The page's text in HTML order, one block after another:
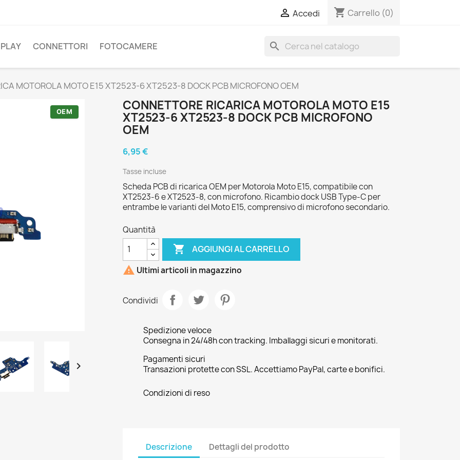
 Accedi shopping_cart Carrello (0)
CONNETTORI FOTOCAMERE search
MOTOROLA MOTO E15 XT2523-6 XT2523-8 DOCK PCB MICROFONO OEM
OEM

CONNETTORE RICARICA MOTOROLA MOTO E15
XT2523-6 XT2523-8 DOCK PCB MICROFONO
OEM
6,95 €
Tasse incluse
Scheda PCB di ricarica OEM per Motorola Moto E15, compatibile con
XT2523-6 e XT2523-8, con microfono. Ricambio dock USB Type-C per
entrambe le varianti del Moto E15, comprensivo di microfono secondario.
Quantità
 AGGIUNGI AL CARRELLO
 Ultimi articoli in magazzino
Condividi
Spedizione veloce
Consegna in 24/48h con tracking. Imballaggi sicuri e monitorati.
Pagamenti sicuri
Transazioni protette con SSL. Accettiamo PayPal, carte e bonifici.
Condizioni di reso
Descrizione Dettagli del prodotto